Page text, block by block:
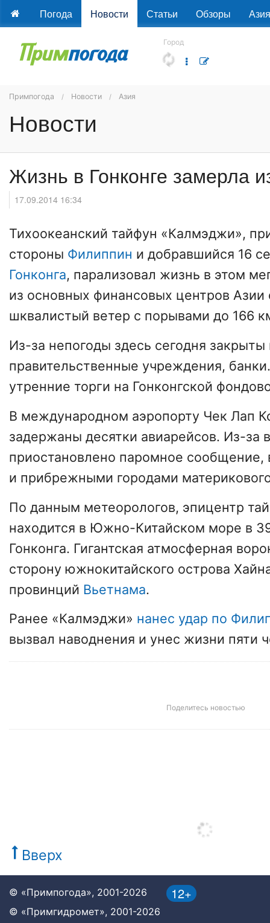
Погода Новости Статьи Обзоры Азия
Город
Примпогода Новости Азия
Новости
Жизнь в Гонконге замерла
17.09.2014 16:34
Тихоокеанский тайфун «Калмэджи»,
стороны Филиппин и добравшийся 16
Гонконга, парализовал жизнь в этом
из основных финансовых центров
шквалистый ветер с порывами до 166
Из-за непогоды здесь сегодня
правительственные учреждения,
утренние торги на Гонконгской
В международном аэропорту Чек Лап
задержаны десятки авиарейсов. Из-за
приостановлено паромное сообщение,
и прибрежными городами
По данным метеорологов, эпицентр
находится в Южно-Китайском море в
Гонконга. Гигантская атмосферная
сторону южнокитайского острова
провинций Вьетнама.
Ранее «Калмэджи» нанес удар по
вызвал наводнения и унес жизни пяти
Поделитесь новостью
Вверх
12+
© «Примпогода», 2001-2026
© «Примгидромет», 2001-2026